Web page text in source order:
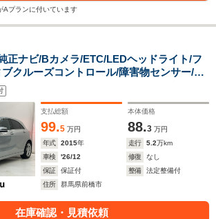
Aプランに付いています
ナビ/Bカメラ/ETC/LEDヘッドライト/フ
クルーズコントロール/障害物センサー/パ
ートヒーター/Bluetooth対応/純正アルミホ
ートキー/キーレス
支払総額
99.5 万円
本体価格
88.3 万円
年式
2015年 走行 5.2万km
車検
'26/12 修復
なし
保証
保証付 整備
法定整備付
住所
群馬県前橋市
在庫確認・見積依頼